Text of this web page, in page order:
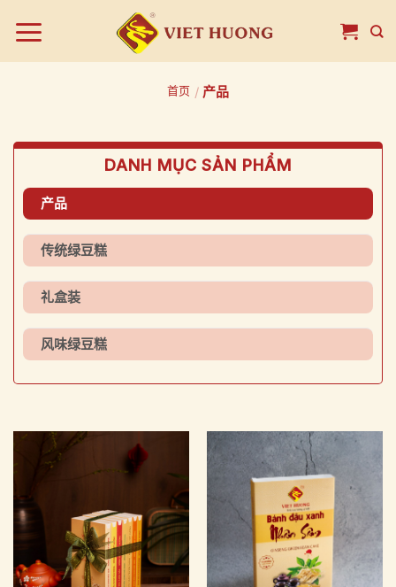
首页 / 产品
DANH MỤC SẢN PHẨM
产品
传统绿豆糕
礼盒装
风味绿豆糕